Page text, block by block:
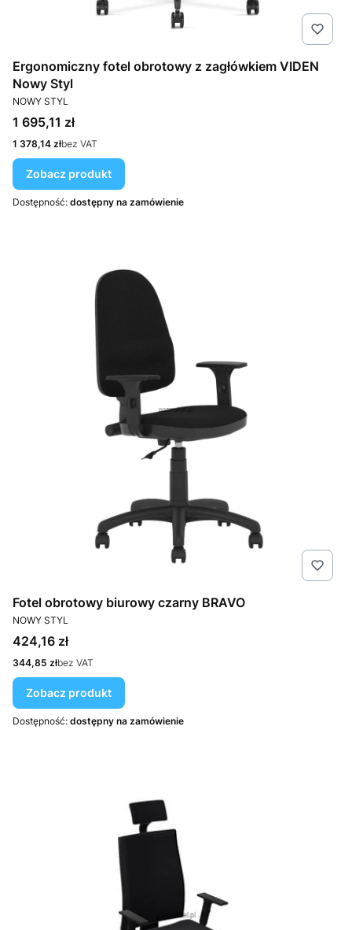
Ergonomiczny fotel obrotowy z zagłówkiem VIDEN
Nowy Styl
PRODUCENT
NOWY STYL
Cena
1 695,11 zł
Cena
1 378,14 złbez VAT
Zobacz produkt
Dostępność: dostępny na zamówienie
Fotel obrotowy biurowy czarny BRAVO
PRODUCENT
NOWY STYL
Cena
424,16 zł
Cena
344,85 złbez VAT
Zobacz produkt
Dostępność: dostępny na zamówienie